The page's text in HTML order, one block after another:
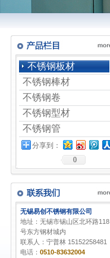
不锈钢板材
不锈钢棒材
不锈钢卷
不锈钢型材
不锈钢管
分享到：
0
无锡易创不锈钢有限公司
地址：无锡市锡山区北环路118
号东方钢材城内
联系人：宁普林 15152258481
电话： 0510-83632004